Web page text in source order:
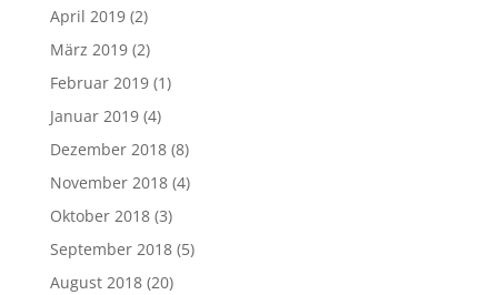
April 2019(2)
März 2019(2)
Februar 2019(1)
Januar 2019(4)
Dezember 2018(8)
November 2018(4)
Oktober 2018(3)
September 2018(5)
August 2018(20)